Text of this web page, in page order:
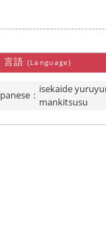
語 (Language)
： isekaide
mankitsusu